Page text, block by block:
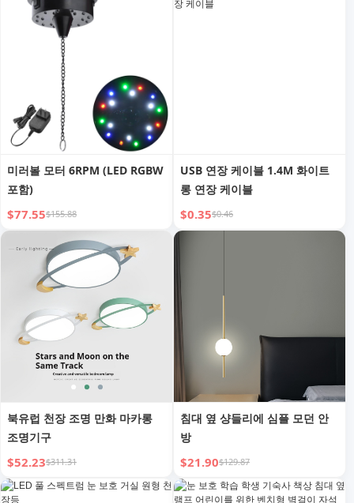
미러볼 모터 6RPM (LED RGBW
포함)
$77.55$155.88
USB 연장 케이블 1.4M 화이트
롱 연장 케이블
$0.35$0.46
북유럽 천장 조명 만화 마카롱
조명기구
$52.23$311.31
침대 옆 샹들리에 심플 모던 안
방
$21.90$129.87